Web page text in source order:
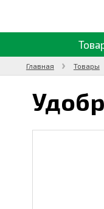
Главная Товары